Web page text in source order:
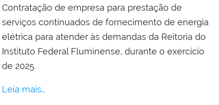
Contratação de empresa para prestação de
serviços continuados de fornecimento de energia
elétrica para atender às demandas da Reitoria do
Instituto Federal Fluminense, durante o exercício
de 2025.
Leia mais…